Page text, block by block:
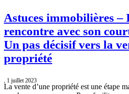
Astuces immobilières –
rencontre avec son
Un pas décisif vers la
propriété
, 1 juillet 2023
La vente d’une propriété est une étape